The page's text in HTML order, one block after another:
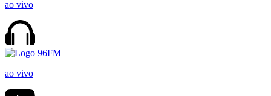
ao vivo
ao vivo